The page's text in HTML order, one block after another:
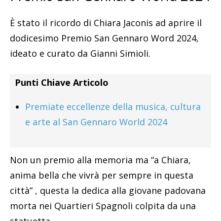
È stato il ricordo di Chiara Jaconis ad aprire il
dodicesimo Premio San Gennaro Word 2024,
ideato e curato da Gianni Simioli.
Punti Chiave Articolo
Premiate eccellenze della musica, cultura
e arte al San Gennaro World 2024
Non un premio alla memoria ma “a Chiara,
anima bella che vivrà per sempre in questa
città” , questa la dedica alla giovane padovana
morta nei Quartieri Spagnoli colpita da una